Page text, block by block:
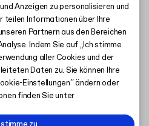
Anzeigen zu personalisieren und
teilen Informationen über Ihre
Partnern aus den Bereichen
Indem Sie auf „Ich stimme
aller Cookies und der
Daten zu. Sie können Ihre
Einstellungen“ ändern oder
finden Sie unter